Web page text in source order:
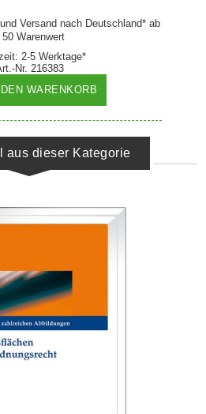
Versand nach Deutschland* ab
50 Warenwert
2-5 Werktage*
Nr. 216383
DEN WARENKORB
aus dieser Kategorie